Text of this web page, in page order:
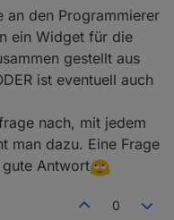
aus Datenpunkten
möglich?
Beschriftung und
Bild).
Einstellungen line-space
nicht geht erstell ein
ich es evtl. irgendwann
an den Programmierer
ein Widget für die
gestellt aus
ist eventuell auch
nach, mit jedem
man dazu. Eine Frage
Antwort
0